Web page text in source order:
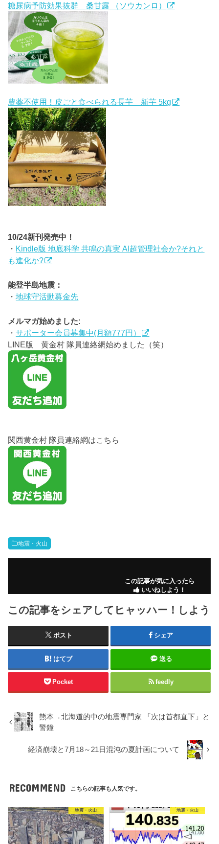
糖尿病予防効果抜群 桑甘露 （ソウカンロ）
農薬不使用！皮ごと食べられる長芋 新芋 5kg
10/24新刊発売中！
・ Kindle版 地底科学 共鳴の真実 AI超管理社会か?それと
も進化か?
能登半島地震：
・地球守活動募金先
メルマガ始めました:
・サポーター会員募集中(月額777円）
LINE版 黄金村 隊員連絡網始めました（笑）
関西黄金村 隊員連絡網はこちら
地震・火山
この記事が気に入ったら
いいねしよう！
この記事をシェアしてヒャッハー！しよう
ポスト シェア
はてブ 送る
Pocket feedly
熊本→北海道的中の地震専門家 「次は首都直下」と
警鐘
経済崩壊と7月18～21日混沌の夏計画について
RECOMMEND こちらの記事も人気です。
地震・火山 地震・火山